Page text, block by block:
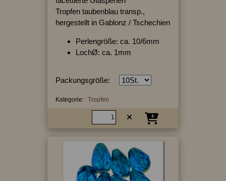
Tropfen taubenblau transp.,
hergestellt in Gablonz / Tschechien
Perlengröße: ca. 10/6mm
LochØ: ca. 1mm
Packungsgröße:
Kategorie: Tropfen